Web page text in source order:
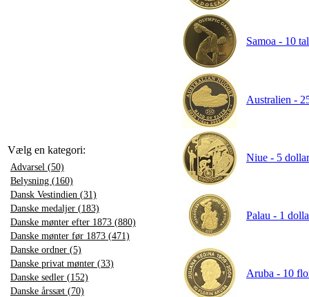
Vælg en kategori:
Advarsel (50)
Belysning (160)
Dansk Vestindien (31)
Danske medaljer (183)
Danske mønter efter 1873 (880)
Danske mønter før 1873 (471)
Danske ordner (5)
Danske privat mønter (33)
Danske sedler (152)
Danske årssæt (70)
Samoa - 10
Australien -
Niue - 5
Palau - 1
Aruba - 10